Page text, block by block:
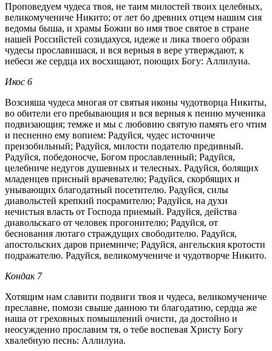
Проповедуем чудеса твоя, не таим милостей твоих целебных,
великомучениче Никито; от лет бо древних отцем нашим сия
ведомы быша, и храмы Божии во имя твое святое в стране
нашей Российстей созидахуся, идеже и лика твоего образи
чудесы прославишася, и вся верныя в вере утверждают, к
небеси же сердца их восхищают, поющих Богу: Аллилуиа.
Икос 6
Возсияша чудеса многая от святыя иконы чудотворца Никиты,
во обители его пребывающия и вся верныя к пению мученика
подвизающия; темже и мы с любовию святую память его чтим
и песненно ему вопием: Радуйся, чудес источниче
преизобильный; Радуйся, милости подателю предивный.
Радуйся, победоносче, Богом прославленный; Радуйся,
целебниче недугов душевных и телесных. Радуйся, болящих
младенцев присный врачевателю; Радуйся, скорбящих и
унывающих благодатный посетителю. Радуйся, силы
диавольстей крепкий посрамителю; Радуйся, на духи
нечистыя власть от Господа приемый. Радуйся, действа
диавольскаго от человек прогонителю; Радуйся, от
беснования лютаго страждущих свободителю. Радуйся,
апостольских даров приемниче; Радуйся, ангельския кротости
подражателю. Радуйся, великомучениче и чудотворче Никито.
Кондак 7
Хотящим нам славити подвиги твоя и чудеса, великомучениче
преславне, помози свыше данною ти благодатию, сердца же
наша от греховных помышлений очисти, да достойно и
неосужденно прославим тя, о тебе воспевая Христу Богу
хвалебную песнь: Аллилуиа.